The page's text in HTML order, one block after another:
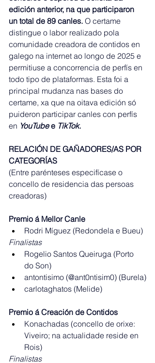
edición anterior, na que participaron
un total de 89 canles. O certame
distingue o labor realizado pola
comunidade creadora de contidos en
galego na internet ao longo de 2025 e
permitiuse a concorrencia de perfís en
todo tipo de plataformas. Esta foi a
principal mudanza nas bases do
certame, xa que na oitava edición só
puideron participar canles con perfís
en YouTube e TikTok.
RELACIÓN DE GAÑADORES/AS POR
CATEGORÍAS
(Entre parénteses especifícase o
concello de residencia das persoas
creadoras)
Premio á Mellor Canle
Rodri Míguez (Redondela e Bueu)
Finalistas
Rogelio Santos Queiruga (Porto
do Son)
antontisimo (@ant0ntisim0) (Burela)
carlotaghatos (Melide)
Premio á Creación de Contidos
Konachadas (concello de orixe:
Viveiro; na actualidade reside en
Rois)
Finalistas